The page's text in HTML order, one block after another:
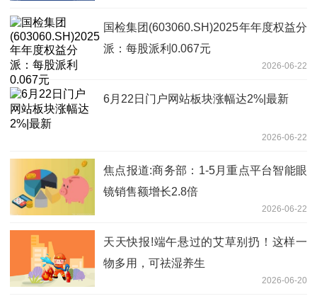
国检集团(603060.SH)2025年年度权益分
派：每股派利0.067元
2026-06-22
6月22日门户网站板块涨幅达2%|最新
2026-06-22
焦点报道:商务部：1-5月重点平台智能眼
镜销售额增长2.8倍
2026-06-22
天天快报!端午悬过的艾草别扔！这样一
物多用，可祛湿养生
2026-06-20